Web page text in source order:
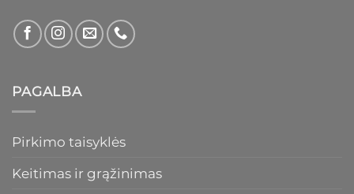
PAGALBA
Pirkimo taisyklės
Keitimas ir grąžinimas